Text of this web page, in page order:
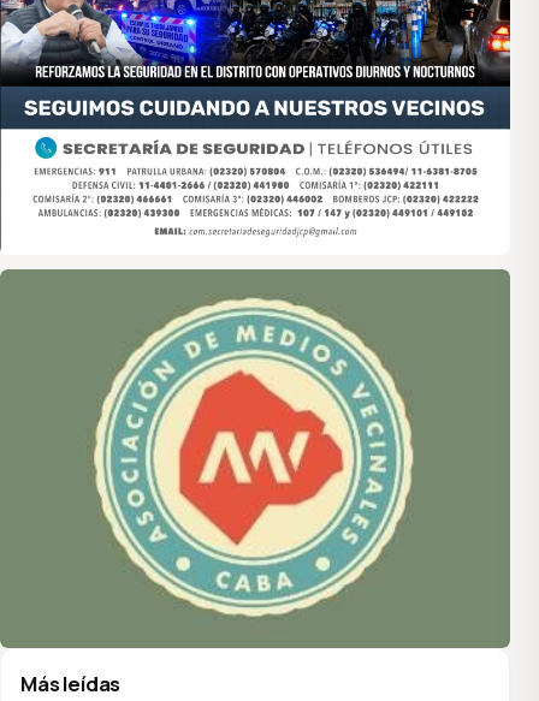
Asociación de Medios Vecinales
Más leídas